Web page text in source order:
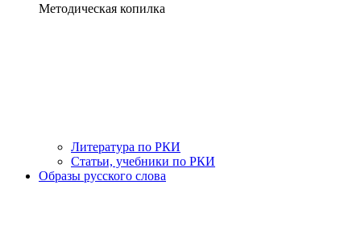
Методическая копилка
Литература по РКИ
Статьи, учебники по РКИ
Образы русского слова